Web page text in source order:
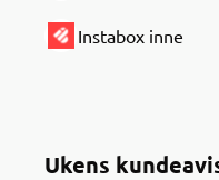
Instabox inne
Ukens